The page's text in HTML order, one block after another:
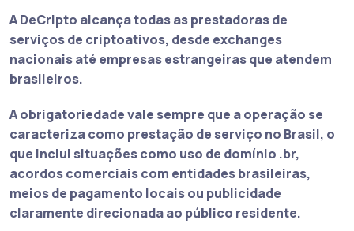
A DeCripto alcança todas as prestadoras de
serviços de criptoativos, desde exchanges
nacionais até empresas estrangeiras que atendem
brasileiros.
A obrigatoriedade vale sempre que a operação se
caracteriza como prestação de serviço no Brasil, o
que inclui situações como uso de domínio .br,
acordos comerciais com entidades brasileiras,
meios de pagamento locais ou publicidade
claramente direcionada ao público residente.